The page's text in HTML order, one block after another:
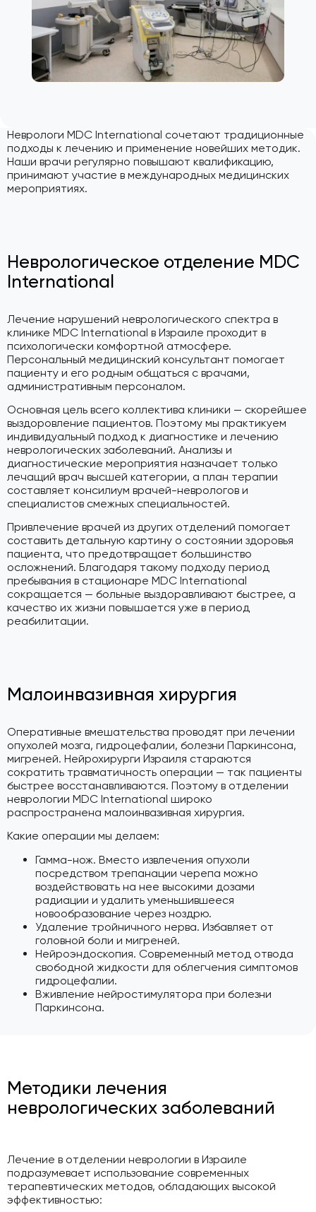
Неврологи MDC International сочетают традиционные
подходы к лечению и применение новейших методик.
Наши врачи регулярно повышают квалификацию,
принимают участие в международных медицинских
мероприятиях.
Неврологическое отделение MDC
International
Лечение нарушений неврологического спектра в
клинике MDC International в Израиле проходит в
психологически комфортной атмосфере.
Персональный медицинский консультант помогает
пациенту и его родным общаться с врачами,
административным персоналом.
Основная цель всего коллектива клиники — скорейшее
выздоровление пациентов. Поэтому мы практикуем
индивидуальный подход к диагностике и лечению
неврологических заболеваний. Анализы и
диагностические мероприятия назначает только
лечащий врач высшей категории, а план терапии
составляет консилиум врачей-неврологов и
специалистов смежных специальностей.
Привлечение врачей из других отделений помогает
составить детальную картину о состоянии здоровья
пациента, что предотвращает большинство
осложнений. Благодаря такому подходу период
пребывания в стационаре MDC International
сокращается — больные выздоравливают быстрее, а
качество их жизни повышается уже в период
реабилитации.
Малоинвазивная хирургия
Оперативные вмешательства проводят при лечении
опухолей мозга, гидроцефалии, болезни Паркинсона,
мигреней. Нейрохирурги Израиля стараются
сократить травматичность операции — так пациенты
быстрее восстанавливаются. Поэтому в отделении
неврологии MDC International широко
распространена малоинвазивная хирургия.
Какие операции мы делаем:
Гамма-нож. Вместо извлечения опухоли
посредством трепанации черепа можно
воздействовать на нее высокими дозами
радиации и удалить уменьшившееся
новообразование через ноздрю.
Удаление тройничного нерва. Избавляет от
головной боли и мигреней.
Нейроэндоскопия. Современный метод отвода
свободной жидкости для облегчения симптомов
гидроцефалии.
Вживление нейростимулятора при болезни
Паркинсона.
Методики лечения
неврологических заболеваний
Лечение в отделении неврологии в Израиле
подразумевает использование современных
терапевтических методов, обладающих высокой
эффективностью: